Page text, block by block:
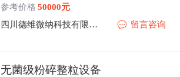
参考价格 50000元
四川德维微纳科技有限公司
留言咨询
无菌级粉碎整粒设备